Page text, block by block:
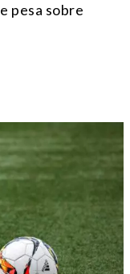
pesa sobre